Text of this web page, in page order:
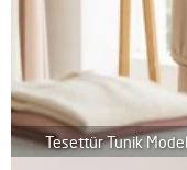
Tesettür Tunik